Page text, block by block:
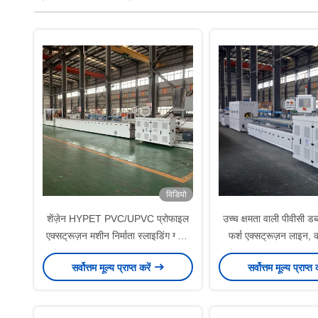
विडियो
शेंज़ेन HYPET PVC/UPVC प्रोफाइल
एक्सट्रूज़न मशीन निर्माता स्लाइडिंग ग्लास
विंडो और दरवाजों के लिए
सर्वोत्तम मूल्य प्राप्त करें
उच्च क्षमता वाली पीवीसी
फर्श एक्सट्रूज़न लाइन,
स्क्रू एक्सट्रूडर के साथ
सतह उपचार के
सर्वोत्तम मूल्य